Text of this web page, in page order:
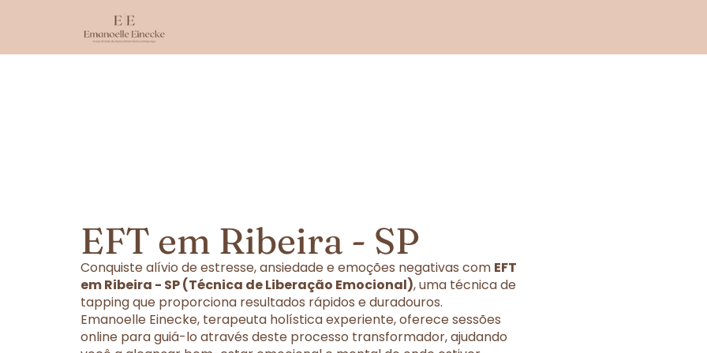
EFT em Ribeira - SP
Conquiste alívio de estresse, ansiedade e emoções negativas com EFT
em Ribeira - SP (Técnica de Liberação Emocional), uma técnica de
tapping que proporciona resultados rápidos e duradouros.
Emanoelle Einecke, terapeuta holística experiente, oferece sessões
online para guiá-lo através deste processo transformador, ajudando